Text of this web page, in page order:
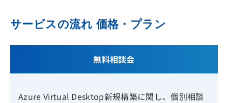
サービスの流れ 価格・プラン
無料相談会
Azure Virtual Desktop新規構築に関し、個別相談